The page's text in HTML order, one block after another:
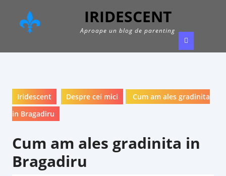
content
IRIDESCENT
Aproape un blog de parenting
Iridescent Despre cei mici
Cum am ales gradinita
in Bragadiru
Cum am ales gradinita in
Bragadiru